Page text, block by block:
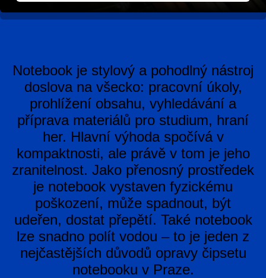
Notebook je stylový a pohodlný nástroj
doslova na všecko: pracovní úkoly,
prohlížení obsahu, vyhledávání a
příprava materiálů pro studium, hraní
her. Hlavní výhoda spočívá v
kompaktnosti, ale právě v tom je jeho
zranitelnost. Jako přenosný prostředek
je notebook vystaven fyzickému
poškození, může spadnout, být
udeřen, dostat přepětí. Také notebook
lze snadno polít vodou – to je jeden z
nejčastějších důvodů opravy čipsetu
notebooku v Praze.